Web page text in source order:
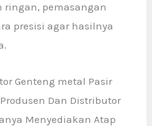
ringan, pemasangan
presisi agar hasilnya
Genteng metal Pasir
Dan Distributor
Menyediakan Atap